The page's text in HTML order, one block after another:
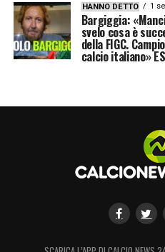
HANNO DETTO 1
Bargiggia:
svelo cosa è
della FIGC.
calcio italiano»